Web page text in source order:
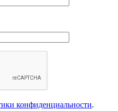
конфиденциальности.